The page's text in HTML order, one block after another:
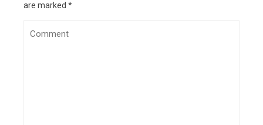
are marked *